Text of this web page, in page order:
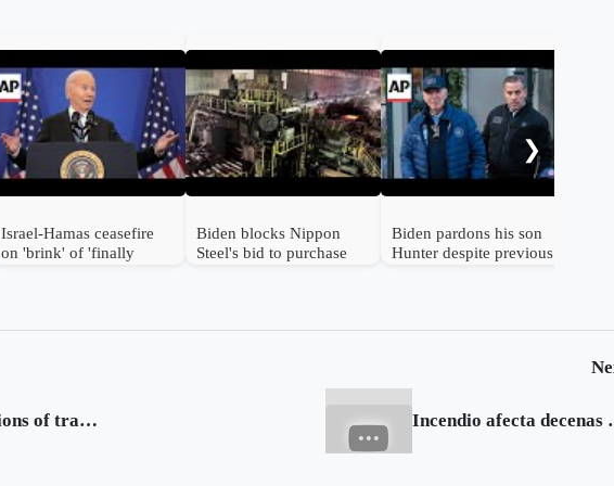
Israel-Hamas ceasefire
on 'brink' of 'finally
Biden blocks Nippon
Steel's bid to purchase
Biden pardons his son
Hunter despite previous
❯
Chaos for millions of travelers as Germany strikes hit Incendio